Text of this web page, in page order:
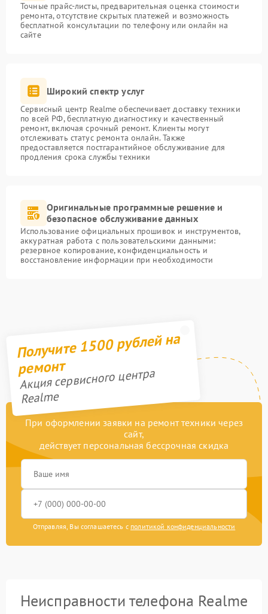
Точные прайс-листы, предварительная оценка стоимости
ремонта, отсутствие скрытых платежей и возможность
бесплатной консультации по телефону или онлайн на
сайте
Широкий спектр услуг
Сервисный центр Realme обеспечивает доставку техники
по всей РФ, бесплатную диагностику и качественный
ремонт, включая срочный ремонт. Клиенты могут
отслеживать статус ремонта онлайн. Также
предоставляется постгарантийное обслуживание для
продления срока службы техники
Оригинальные программные решение и
безопасное обслуживание данных
Использование официальных прошивок и инструментов,
аккуратная работа с пользовательскими данными:
резервное копирование, конфиденциальность и
восстановление информации при необходимости
Получите 1500 рублей на
ремонт
Акция сервисного центра
Realme
При оформлении заявки на ремонт техники через
сайт,
действует персональная бессрочная скидка
Отправляя, Вы соглашаетесь с политикой конфиденциальности
Неисправности телефона Realme